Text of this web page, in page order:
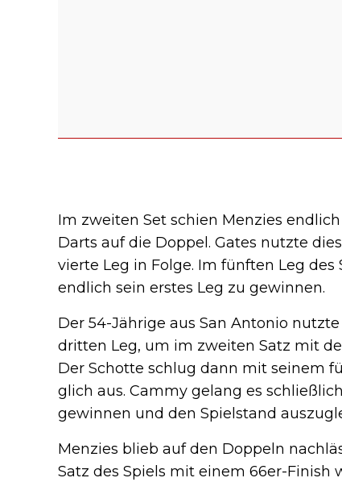
Im zweiten Set schien Menzies
Darts auf die Doppel. Gates nutzte
vierte Leg in Folge. Im fünften Leg
endlich sein erstes Leg zu gewinnen.
Der 54-Jährige aus San Antonio
dritten Leg, um im zweiten Satz mit
Der Schotte schlug dann mit seinem
glich aus. Cammy gelang es
gewinnen und den Spielstand
Menzies blieb auf den Doppeln
Satz des Spiels mit einem 66er-Finish